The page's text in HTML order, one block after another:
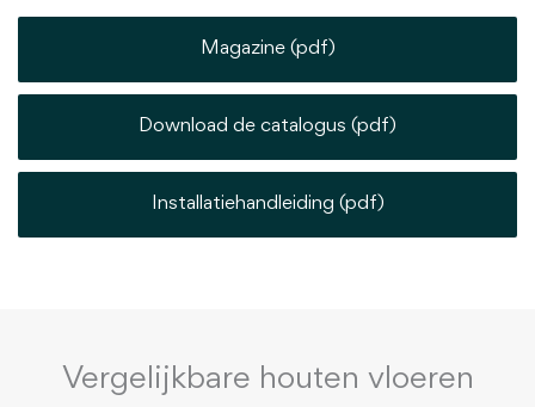
Magazine (pdf)
Download de catalogus (pdf)
Installatiehandleiding (pdf)
Vergelijkbare houten vloeren